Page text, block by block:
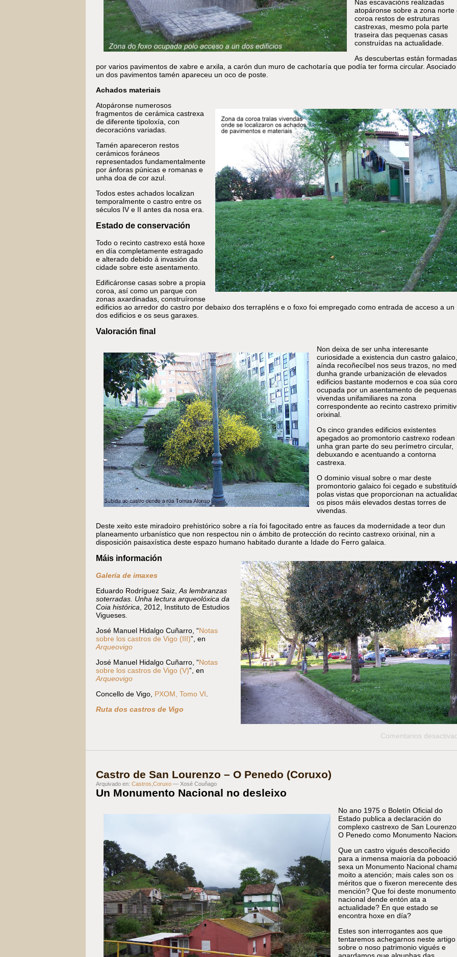
Nas escavacións realizadas
atopáronse sobre a zona norte
coroa restos de estruturas
castrexas, mesmo pola parte
traseira das pequenas casas
construídas na actualidade.
As descubertas están formadas
por varios pavimentos de xabre e arxila, a carón dun muro de cachotaría que podía ter forma circular.
un dos pavimentos tamén apareceu un oco de poste.
Achados materiais
Atopáronse numerosos
fragmentos de cerámica castrexa
de diferente tipoloxía, con
decoracións variadas.
Tamén apareceron restos
cerámicos foráneos
representados fundamentalmente
por ánforas púnicas e romanas e
unha doa de cor azul.
Todos estes achados localizan
temporalmente o castro entre os
séculos IV e II antes da nosa era.
Estado de conservación
Todo o recinto castrexo está hoxe
en día completamente estragado
e alterado debido á invasión da
cidade sobre este asentamento.
Edificáronse casas sobre a propia
coroa, así como un parque con
zonas axardinadas, construíronse
edificios ao arredor do castro por debaixo dos terrapléns e o foxo foi empregado como entrada de acceso a un
dos edificios e os seus garaxes.
Valoración final
Non deixa de ser unha interesante
curiosidade a existencia dun castro galaico,
aínda recoñecíbel nos seus trazos, no
dunha grande urbanización de elevados
edificios bastante modernos e coa súa
ocupada por un asentamento de pequenas
vivendas unifamiliares na zona
correspondente ao recinto castrexo
orixinal.
Os cinco grandes edificios existentes
apegados ao promontorio castrexo rodean
unha gran parte do seu perímetro circular,
debuxando e acentuando a contorna
castrexa.
O dominio visual sobre o mar deste
promontorio galaico foi cegado e
polas vistas que proporcionan na
os pisos máis elevados destas torres de
vivendas.
Deste xeito este miradoiro prehistórico sobre a ría foi fagocitado entre as fauces da modernidade a teor dun
planeamento urbanístico que non respectou nin o ámbito de protección do recinto castrexo orixinal, nin a
disposición paisaxística deste espazo humano habitado durante a Idade do Ferro galaica.
Máis información
Galería de imaxes
Eduardo Rodríguez Saiz, As lembranzas
soterradas. Unha lectura arqueolóxica da
Coia histórica , 2012, Instituto de Estudios
Vigueses.
José Manuel Hidalgo Cuñarro, “Notas
sobre los castros de Vigo (III)”, en
Arqueovigo
José Manuel Hidalgo Cuñarro, “Notas
sobre los castros de Vigo (V)”, en
Arqueovigo
Concello de Vigo, PXOM, Tomo VI
Ruta dos castros de Vigo
Comentarios
Castro de San Lourenzo – O Penedo (Coruxo)
Arquivado en: Castros Coruxo— Xosé Couñago
Un Monumento Nacional no desleixo
No ano 1975 o Boletín Oficial do
Estado publica a declaración do
complexo castrexo de San
O Penedo como Monumento
Que un castro vigués descoñecido
para a inmensa maioría da
sexa un Monumento Nacional
moito a atención; mais cales son os
méritos que o fixeron merecente
mención? Que foi deste monumento
nacional dende entón ata a
actualidade? En que estado se
encontra hoxe en día?
Estes son interrogantes aos que
tentaremos achegarnos neste artigo
sobre o noso patrimonio vigués e
agardamos que algunhas das